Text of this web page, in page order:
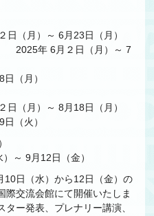
（月）～ 6月23日（月）
2025年 6月２日（月）～ 7
（月）
（月）～ 8月18日（月）
（火）
～ 9月12日（金）
10日（水）から12日（金）の
際交流会館にて開催いたしま
ー発表、プレナリー講演、